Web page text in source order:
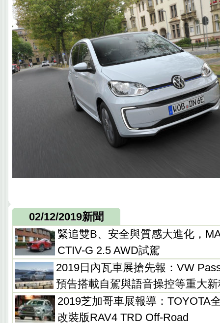
02/12/2019新聞
緊追雙B、安全與質感大進化，
CTIV-G 2.5 AWD試駕
2019日內瓦車展搶先報：VW
預告搭載自駕與語音操控等重大
2019芝加哥車展報導：TOYOTA
改裝版RAV4 TRD Off-Road